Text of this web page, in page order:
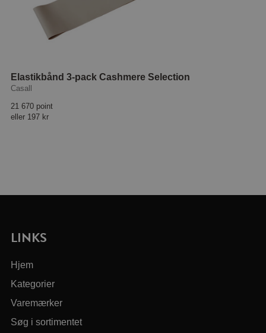
Elastikbånd 3-pack Cashmere Selection
Casall
21 670 point
eller 197 kr
LINKS
Hjem
Kategorier
Varemærker
Søg i sortimentet